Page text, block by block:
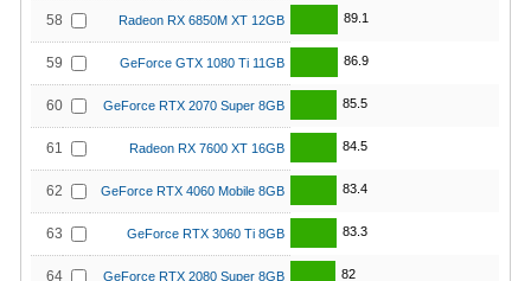
58 Radeon RX 6850M XT 12GB 89.1
59 GeForce GTX 1080 Ti 11GB 86.9
60 GeForce RTX 2070 Super 8GB 85.5
61 Radeon RX 7600 XT 16GB 84.5
62 GeForce RTX 4060 Mobile 8GB 83.4
63 GeForce RTX 3060 Ti 8GB 83.3
64 GeForce RTX 2080 Super 8GB 82